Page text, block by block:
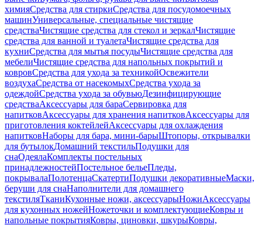
химияСредства для стиркиСредства для посудомоечных
машинУниверсальные, специальные чистящие
средстваЧистящие средства для стекол и зеркалЧистящие
средства для ванной и туалетаЧистящие средства для
кухниСредства для мытья посудыЧистящие средства для
мебелиЧистящие средства для напольных покрытий и
ковровСредства для ухода за техникойОсвежители
воздухаСредства от насекомыхСредства ухода за
одеждойСредства ухода за обувьюДезинфицирующие
средстваАксессуары для бараСервировка для
напитковАксессуары для хранения напитковАксессуары для
приготовления коктейлейАксессуары для охлаждения
напитковНаборы для бара, мини-барыШтопоры, открывалки
для бутылокДомашний текстильПодушки для
снаОдеялаКомплекты постельных
принадлежностейПостельное бельеПледы,
покрывалаПолотенцаСкатертиПодушки декоративныеМаски,
беруши для снаНаполнители для домашнего
текстиляТканиКухонные ножи, аксессуарыНожиАксессуары
для кухонных ножейНожеточки и комплектующиеКовры и
напольные покрытияКовры, циновки, шкурыКовры,